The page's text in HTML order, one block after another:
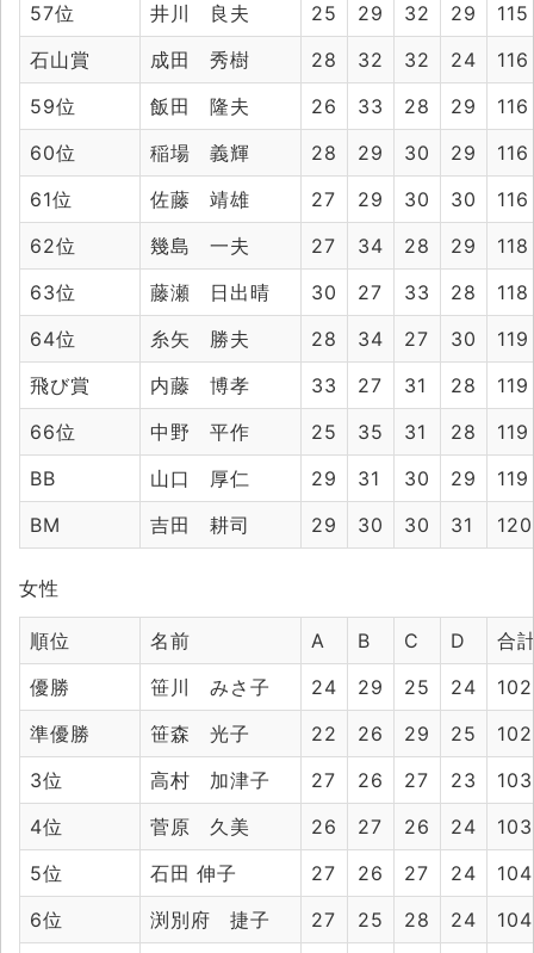
57位
井川 良夫 25 29 32 29
115
石山賞
成田 秀樹 28 32 32 24
116
59位
飯田 隆夫 26 33 28 29
116
60位
稲場 義輝 28 29 30 29
116
61位
佐藤 靖雄 27 29 30 30
116
62位
幾島 一夫 27 34 28 29
118
63位
藤瀬 日出晴 30 27 33 28
118
64位
糸矢 勝夫 28 34 27 30
119
飛び賞
内藤 博孝 33 27 31 28
119
66位
中野 平作 25 35 31 28
119
BB
山口 厚仁 29 31 30 29
119
BM
吉田 耕司 29 30 30 31 120
女性
順位 名前 A B C D
合
優勝
笹川 みさ子 24 29 25 24
102
準優勝
笹森 光子 22 26 29 25
102
3位
高村 加津子 27 26 27 23
103
4位
菅原 久美 26 27 26 24
103
5位
石田 伸子 27 26 27 24
104
6位
渕別府 捷子 27 25 28 24
104